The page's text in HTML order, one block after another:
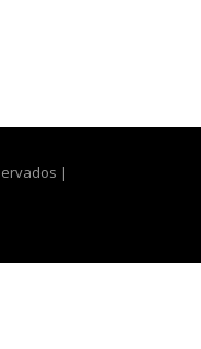
|